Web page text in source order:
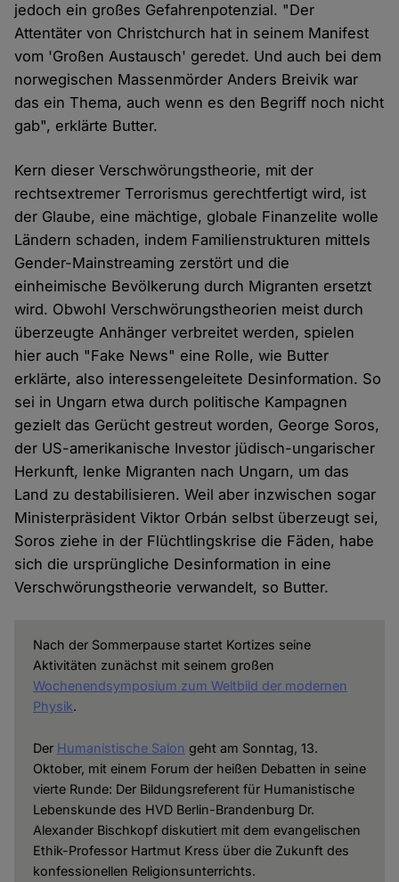
jedoch ein großes Gefahrenpotenzial. "Der
Attentäter von Christchurch hat in seinem Manifest
vom 'Großen Austausch' geredet. Und auch bei dem
norwegischen Massenmörder Anders Breivik war
das ein Thema, auch wenn es den Begriff noch nicht
gab", erklärte Butter.
Kern dieser Verschwörungstheorie, mit der
rechtsextremer Terrorismus gerechtfertigt wird, ist
der Glaube, eine mächtige, globale Finanzelite wolle
Ländern schaden, indem Familienstrukturen mittels
Gender-Mainstreaming zerstört und die
einheimische Bevölkerung durch Migranten ersetzt
wird. Obwohl Verschwörungstheorien meist durch
überzeugte Anhänger verbreitet werden, spielen
hier auch "Fake News" eine Rolle, wie Butter
erklärte, also interessengeleitete Desinformation. So
sei in Ungarn etwa durch politische Kampagnen
gezielt das Gerücht gestreut worden, George Soros,
der US-amerikanische Investor jüdisch-ungarischer
Herkunft, lenke Migranten nach Ungarn, um das
Land zu destabilisieren. Weil aber inzwischen sogar
Ministerpräsident Viktor Orbán selbst überzeugt sei,
Soros ziehe in der Flüchtlingskrise die Fäden, habe
sich die ursprüngliche Desinformation in eine
Verschwörungstheorie verwandelt, so Butter.
Nach der Sommerpause startet Kortizes seine
Aktivitäten zunächst mit seinem großen
Wochenendsymposium zum Weltbild der modernen
Physik.
Der Humanistische Salon geht am Sonntag, 13.
Oktober, mit einem Forum der heißen Debatten in seine
vierte Runde: Der Bildungsreferent für Humanistische
Lebenskunde des HVD Berlin-Brandenburg Dr.
Alexander Bischkopf diskutiert mit dem evangelischen
Ethik-Professor Hartmut Kress über die Zukunft des
konfessionellen Religionsunterrichts.